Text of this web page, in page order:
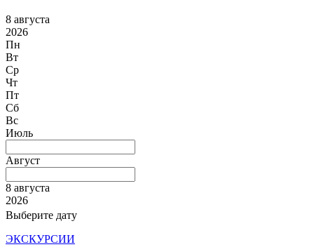
8 августа
2026
Пн
Вт
Ср
Чт
Пт
Сб
Вс
Июль
Август
8 августа
2026
Выберите дату
ЭКСКУРСИИ